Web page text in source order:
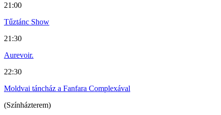
21:00
Tűztánc Show
21:30
Aurevoir.
22:30
Moldvai táncház a Fanfara Complexával
(Színházterem)